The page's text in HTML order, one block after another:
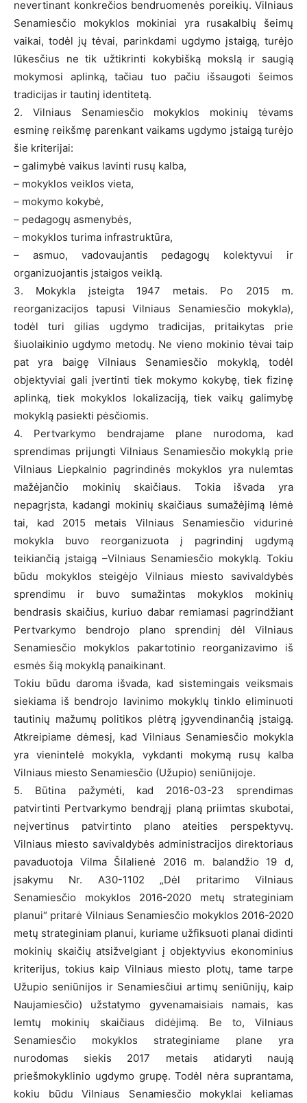
nevertinant konkrečios bendruomenės poreikių. Vilniaus
Senamiesčio mokyklos mokiniai yra rusakalbių šeimų
vaikai, todėl jų tėvai, parinkdami ugdymo įstaigą, turėjo
lūkesčius ne tik užtikrinti kokybišką mokslą ir saugią
mokymosi aplinką, tačiau tuo pačiu išsaugoti šeimos
tradicijas ir tautinį identitetą.
2. Vilniaus Senamiesčio mokyklos mokinių tėvams
esminę reikšmę parenkant vaikams ugdymo įstaigą turėjo
šie kriterijai:
– galimybė vaikus lavinti rusų kalba,
– mokyklos veiklos vieta,
– mokymo kokybė,
– pedagogų asmenybės,
– mokyklos turima infrastruktūra,
– asmuo, vadovaujantis pedagogų kolektyvui ir
organizuojantis įstaigos veiklą.
3. Mokykla įsteigta 1947 metais. Po 2015 m.
reorganizacijos tapusi Vilniaus Senamiesčio mokykla),
todėl turi gilias ugdymo tradicijas, pritaikytas prie
šiuolaikinio ugdymo metodų. Ne vieno mokinio tėvai taip
pat yra baigę Vilniaus Senamiesčio mokyklą, todėl
objektyviai gali įvertinti tiek mokymo kokybę, tiek fizinę
aplinką, tiek mokyklos lokalizaciją, tiek vaikų galimybę
mokyklą pasiekti pėsčiomis.
4. Pertvarkymo bendrajame plane nurodoma, kad
sprendimas prijungti Vilniaus Senamiesčio mokyklą prie
Vilniaus Liepkalnio pagrindinės mokyklos yra nulemtas
mažėjančio mokinių skaičiaus. Tokia išvada yra
nepagrįsta, kadangi mokinių skaičiaus sumažėjimą lėmė
tai, kad 2015 metais Vilniaus Senamiesčio vidurinė
mokykla buvo reorganizuota į pagrindinį ugdymą
teikiančią įstaigą –Vilniaus Senamiesčio mokyklą. Tokiu
būdu mokyklos steigėjo Vilniaus miesto savivaldybės
sprendimu ir buvo sumažintas mokyklos mokinių
bendrasis skaičius, kuriuo dabar remiamasi pagrindžiant
Pertvarkymo bendrojo plano sprendinį dėl Vilniaus
Senamiesčio mokyklos pakartotinio reorganizavimo iš
esmės šią mokyklą panaikinant.
Tokiu būdu daroma išvada, kad sistemingais veiksmais
siekiama iš bendrojo lavinimo mokyklų tinklo eliminuoti
tautinių mažumų politikos plėtrą įgyvendinančią įstaigą.
Atkreipiame dėmesį, kad Vilniaus Senamiesčio mokykla
yra vienintelė mokykla, vykdanti mokymą rusų kalba
Vilniaus miesto Senamiesčio (Užupio) seniūnijoje.
5. Būtina pažymėti, kad 2016-03-23 sprendimas
patvirtinti Pertvarkymo bendrąjį planą priimtas skubotai,
neįvertinus patvirtinto plano ateities perspektyvų.
Vilniaus miesto savivaldybės administracijos direktoriaus
pavaduotoja Vilma Šilalienė 2016 m. balandžio 19 d,
įsakymu Nr. A30-1102 „Dėl pritarimo Vilniaus
Senamiesčio mokyklos 2016-2020 metų strateginiam
planui“ pritarė Vilniaus Senamiesčio mokyklos 2016-2020
metų strateginiam planui, kuriame užfiksuoti planai didinti
mokinių skaičių atsižvelgiant į objektyvius ekonominius
kriterijus, tokius kaip Vilniaus miesto plotų, tame tarpe
Užupio seniūnijos ir Senamiesčiui artimų seniūnijų, kaip
Naujamiesčio) užstatymo gyvenamaisiais namais, kas
lemtų mokinių skaičiaus didėjimą. Be to, Vilniaus
Senamiesčio mokyklos strateginiame plane yra
nurodomas siekis 2017 metais atidaryti naują
priešmokyklinio ugdymo grupę. Todėl nėra suprantama,
kokiu būdu Vilniaus Senamiesčio mokyklai keliamas